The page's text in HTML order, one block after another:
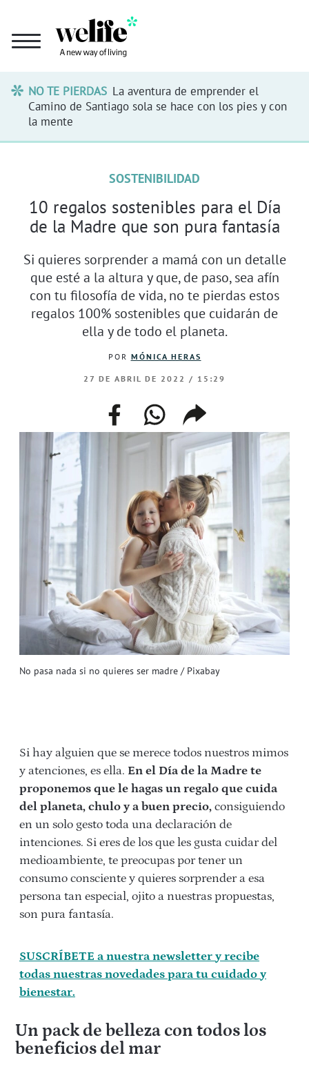
NO TE PIERDAS La aventura de emprender el
Camino de Santiago sola se hace con los pies y con
la mente
No pasa nada si no quieres ser madre / Pixabay
SOSTENIBILIDAD
10 regalos sostenibles para el Día
de la Madre que son pura fantasía
Si quieres sorprender a mamá con un detalle
que esté a la altura y que, de paso, sea afín
con tu filosofía de vida, no te pierdas estos
regalos 100% sostenibles que cuidarán de
ella y de todo el planeta.
POR MÓNICA HERAS
27 DE ABRIL DE 2022 / 15:29
facebookwhatsappcompartir
enlace
Si hay alguien que se merece todos nuestros mimos
y atenciones, es ella. En el Día de la Madre te
proponemos que le hagas un regalo que cuida
del planeta, chulo y a buen precio, consiguiendo
en un solo gesto toda una declaración de
intenciones. Si eres de los que les gusta cuidar del
medioambiente, te preocupas por tener un
consumo consciente y quieres sorprender a esa
persona tan especial, ojito a nuestras propuestas,
son pura fantasía.
SUSCRÍBETE a nuestra newsletter y recibe
todas nuestras novedades para tu cuidado y
bienestar.
Un pack de belleza con todos los
beneficios del mar